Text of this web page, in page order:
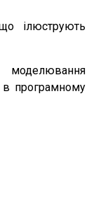
ілюструють
в програмному